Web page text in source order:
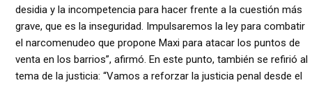
desidia y la incompetencia para hacer frente a la cuestión más
grave, que es la inseguridad. Impulsaremos la ley para combatir
el narcomenudeo que propone Maxi para atacar los puntos de
venta en los barrios”, afirmó. En este punto, también se refirió al
tema de la justicia: “Vamos a reforzar la justicia penal desde el